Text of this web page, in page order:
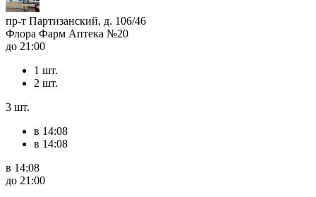
пр-т Партизанский, д. 106/46
Флора Фарм Аптека №20
до 21:00
1 шт.
2 шт.
3 шт.
в 14:08
в 14:08
в 14:08
до 21:00